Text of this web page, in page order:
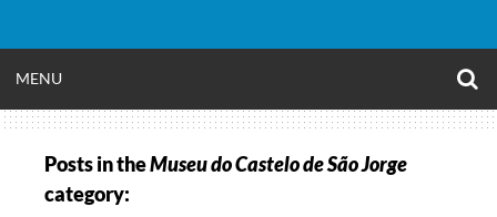
MENU
MENU
Posts in theMuseu do Castelo de São Jorge
category: